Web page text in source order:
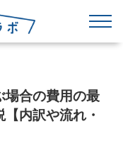
場合の費用の最
内訳や流れ・